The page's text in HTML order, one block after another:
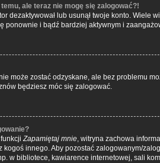
ale teraz nie mogę się zalogować?!
dezaktywował lub usunął twoje konto.
ponownie i bądź bardziej aktywnym i
może zostać odzyskane, ale bez problemu
będziesz móc się zalogować.
funkcjiZapamiętaj mnie, witryna zachowa
kogoś innego. Aby pozostać zalogowanym/
w bibliotece, kawiarence internetowej, sali